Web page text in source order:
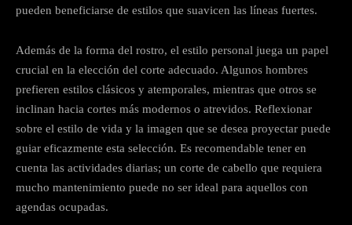
pueden beneficiarse de estilos que suavicen las líneas fuertes.
Además de la forma del rostro, el estilo personal juega un papel
crucial en la elección del corte adecuado. Algunos hombres
prefieren estilos clásicos y atemporales, mientras que otros se
inclinan hacia cortes más modernos o atrevidos. Reflexionar
sobre el estilo de vida y la imagen que se desea proyectar puede
guiar eficazmente esta selección. Es recomendable tener en
cuenta las actividades diarias; un corte de cabello que requiera
mucho mantenimiento puede no ser ideal para aquellos con
agendas ocupadas.